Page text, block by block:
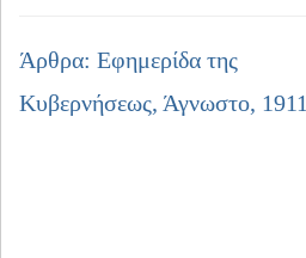
Άρθρα: Εφημερίδα της
Κυβερνήσεως, Άγνωστο, 1911